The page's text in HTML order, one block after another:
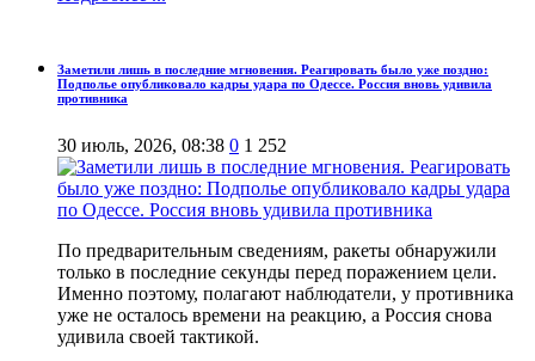
Заметили лишь в последние мгновения. Реагировать было уже поздно:
Подполье опубликовало кадры удара по Одессе. Россия вновь удивила
противника
30 июль, 2026, 08:38 0 1 252
По предварительным сведениям, ракеты обнаружили
только в последние секунды перед поражением цели.
Именно поэтому, полагают наблюдатели, у противника
уже не осталось времени на реакцию, а Россия снова
удивила своей тактикой.